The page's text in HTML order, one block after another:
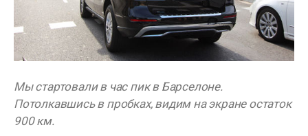
Мы стартовали в час пик в Барселоне.
Потолкавшись в пробках, видим на экране остаток
900 км.